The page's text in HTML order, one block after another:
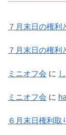
７月末日の権利
７月末日の権利
ミニオフ会 に
ミニオフ会 に
６月末日権利取